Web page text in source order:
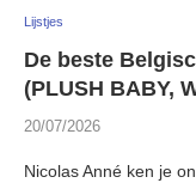
Lijstjes
De beste
(PLUSH BABY,
20/07/2026
Nicolas Anné ken je